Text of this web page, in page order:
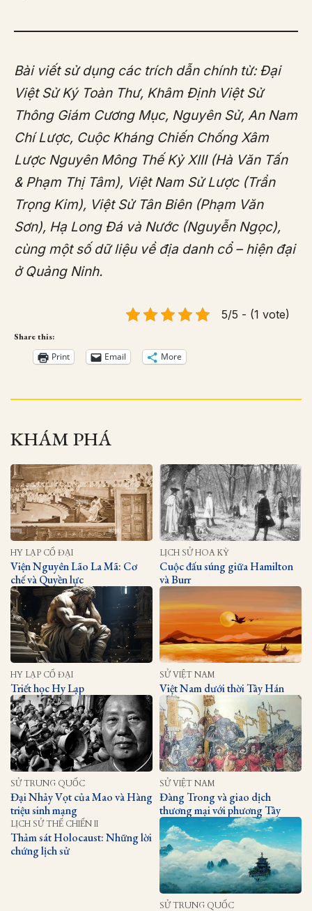
Bài viết sử dụng các trích dẫn chính từ: Đại
Việt Sử Ký Toàn Thư, Khâm Định Việt Sử
Thông Giám Cương Mục, Nguyên Sử, An Nam
Chí Lược, Cuộc Kháng Chiến Chống Xâm
Lược Nguyên Mông Thế Kỷ XIII (Hà Văn Tấn
& Phạm Thị Tâm), Việt Nam Sử Lược (Trần
Trọng Kim), Việt Sử Tân Biên (Phạm Văn
Sơn), Hạ Long Đá và Nước (Nguyễn Ngọc),
cùng một số dữ liệu về địa danh cổ – hiện đại
ở Quảng Ninh.
5/5 - (1 vote)
Share this:
Print Email More
KHÁM PHÁ
HY LẠP CỔ ĐẠI
Viện Nguyên Lão La Mã: Cơ
chế và Quyền lực
LỊCH SỬ HOA KỲ
Cuộc đấu súng giữa Hamilton
và Burr
HY LẠP CỔ ĐẠI
Triết học Hy Lạp
SỬ VIỆT NAM
Việt Nam dưới thời Tây Hán
SỬ TRUNG QUỐC
Đại Nhảy Vọt của Mao và Hàng
triệu sinh mạng
SỬ VIỆT NAM
Đàng Trong và giao dịch
thương mại với phương Tây
LỊCH SỬ THẾ CHIẾN II
Thảm sát Holocaust: Những lời
chứng lịch sử
SỬ TRUNG QUỐC